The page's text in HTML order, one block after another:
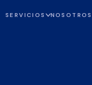
SERVICIOS NOSOTROS